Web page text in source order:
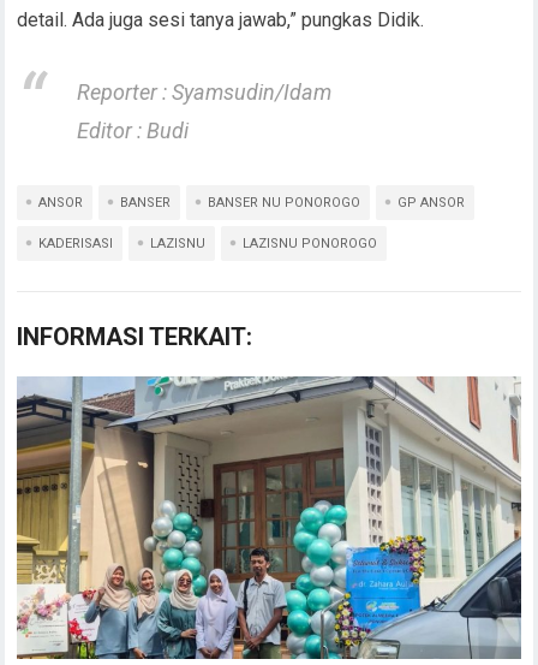
detail. Ada juga sesi tanya jawab,” pungkas Didik.
Reporter : Syamsudin/Idam
Editor : Budi
ANSOR BANSER BANSER NU PONOROGO GP ANSOR
KADERISASI LAZISNU LAZISNU PONOROGO
INFORMASI TERKAIT: